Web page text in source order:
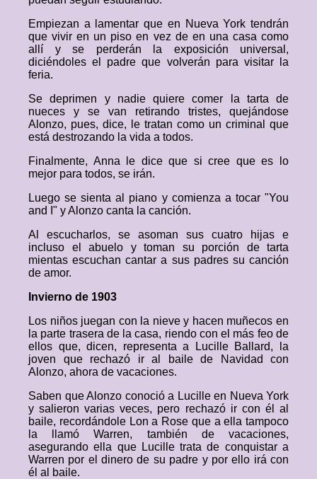
Empiezan a lamentar que en Nueva York tendrán
que vivir en un piso en vez de en una casa como
allí y se perderán la exposición universal,
diciéndoles el padre que volverán para visitar la
feria.
Se deprimen y nadie quiere comer la tarta de
nueces y se van retirando tristes, quejándose
Alonzo, pues, dice, le tratan como un criminal que
está destrozando la vida a todos.
Finalmente, Anna le dice que si cree que es lo
mejor para todos, se irán.
Luego se sienta al piano y comienza a tocar "You
and I" y Alonzo canta la canción.
Al escucharlos, se asoman sus cuatro hijas e
incluso el abuelo y toman su porción de tarta
mientas escuchan cantar a sus padres su canción
de amor.
Invierno de 1903
Los niños juegan con la nieve y hacen muñecos en
la parte trasera de la casa, riendo con el más feo de
ellos que, dicen, representa a Lucille Ballard, la
joven que rechazó ir al baile de Navidad con
Alonzo, ahora de vacaciones.
Saben que Alonzo conoció a Lucille en Nueva York
y salieron varias veces, pero rechazó ir con él al
baile, recordándole Lon a Rose que a ella tampoco
la llamó Warren, también de vacaciones,
asegurando ella que Lucille trata de conquistar a
Warren por el dinero de su padre y por ello irá con
él al baile.